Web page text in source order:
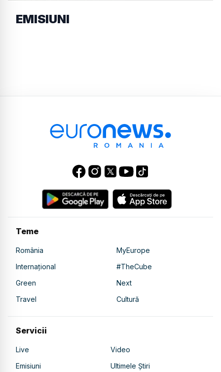
EMISIUNI
Teme
România
MyEurope
Internațional
#TheCube
Green
Next
Travel
Cultură
Servicii
Live
Video
Emisiuni
Ultimele Știri